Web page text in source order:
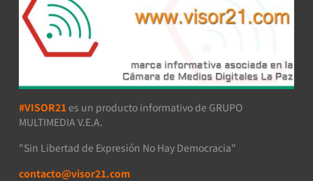
#VISOR21 es un producto informativo de GRUPO
MULTIMEDIA V.E.A.
"Sin Libertad de Expresión No Hay Democracia"
contacto@visor21.com